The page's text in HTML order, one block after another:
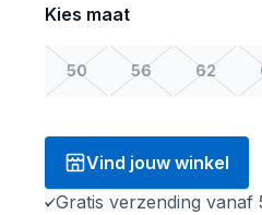
Kies maat
50 56 62
Vind jouw winkel
Gratis verzending vanaf